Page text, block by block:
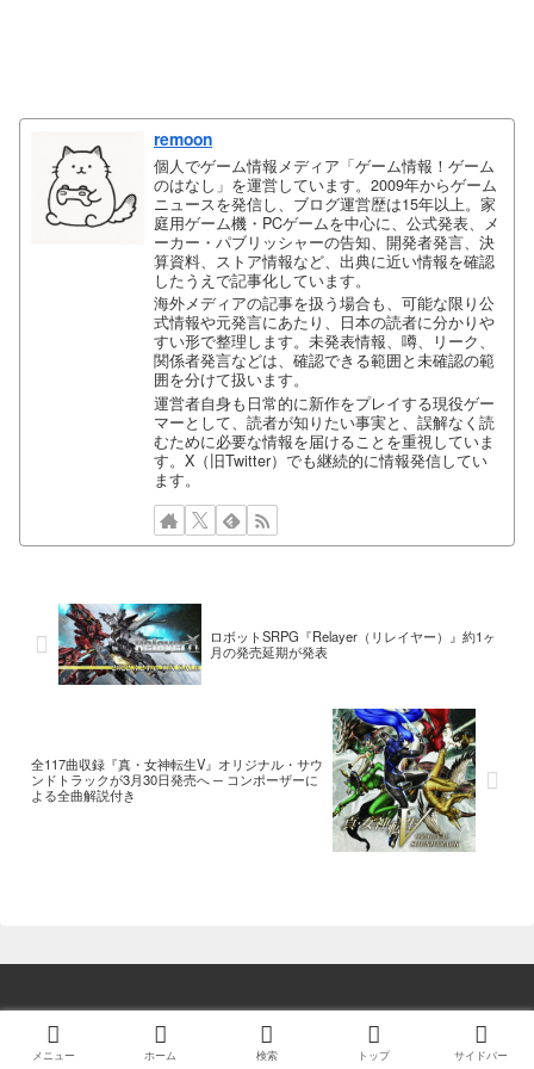
remoon
個人でゲーム情報メディア「ゲーム情報！ゲーム
のはなし」を運営しています。2009年からゲーム
ニュースを発信し、ブログ運営歴は15年以上。家
庭用ゲーム機・PCゲームを中心に、公式発表、メ
ーカー・パブリッシャーの告知、開発者発言、決
算資料、ストア情報など、出典に近い情報を確認
したうえで記事化しています。
海外メディアの記事を扱う場合も、可能な限り公
式情報や元発言にあたり、日本の読者に分かりや
すい形で整理します。未発表情報、噂、リーク、
関係者発言などは、確認できる範囲と未確認の範
囲を分けて扱います。
運営者自身も日常的に新作をプレイする現役ゲー
マーとして、読者が知りたい事実と、誤解なく読
むために必要な情報を届けることを重視していま
す。X（旧Twitter）でも継続的に情報発信してい
ます。
ロボットSRPG『Relayer（リレイヤー）』約1ヶ
月の発売延期が発表
全117曲収録『真・女神転生V』オリジナル・サウ
ンドトラックが3月30日発売へ ─ コンポーザーに
よる全曲解説付き
© 2014 ゲーム情報！ゲームのはなし.
メニュー ホーム 検索 トップ サイドバー